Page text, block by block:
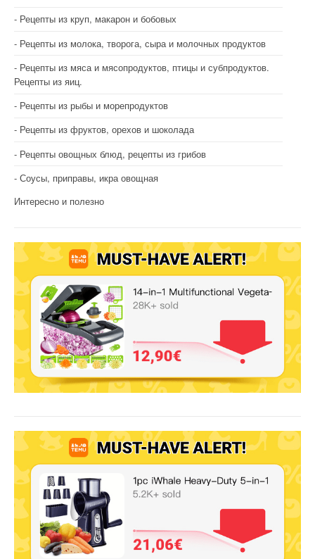
Рецепты из круп, макарон и бобовых
Рецепты из молока, творога, сыра и молочных продуктов
Рецепты из мяса и мясопродуктов, птицы и субпродуктов.
Рецепты из яиц.
Рецепты из рыбы и морепродуктов
Рецепты из фруктов, орехов и шоколада
Рецепты овощных блюд, рецепты из грибов
Соусы, приправы, икра овощная
Интересно и полезно